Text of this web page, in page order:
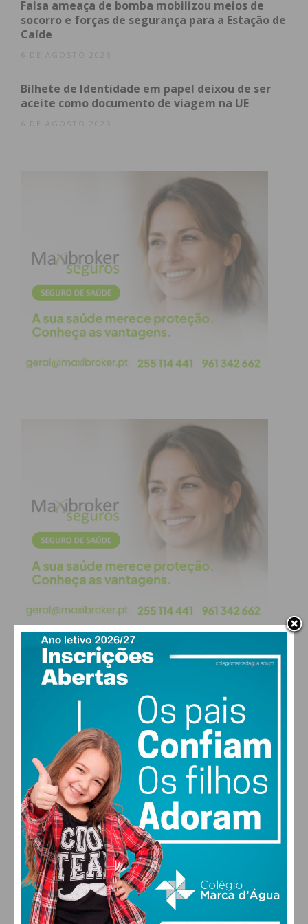
para a proteção de culturas agrícolas e segurança
rodoviária, mas que exige uma coordenação
estreita com a comunidade local.
Subscreva a newsletter do
Assine nossa newsletter por e-mail e
obtenha de forma regular a informação
atualizada.
Eu li e concordo com os
condições
Falsa ameaça de bomba mobilizou meios de
socorro e forças de segurança para a Estação de
Caíde
6 DE AGOSTO 2026
Bilhete de Identidade em papel deixou de ser
aceite como documento de viagem na UE
6 DE AGOSTO 2026
PAÇOS DE FERREIRA
clear sky
84% humidade
vento: 1m/s ESE
MAX 18 • MIN 18
30°
SEX
28
SÁB
27
DOM
29
SEG
ALTERAR